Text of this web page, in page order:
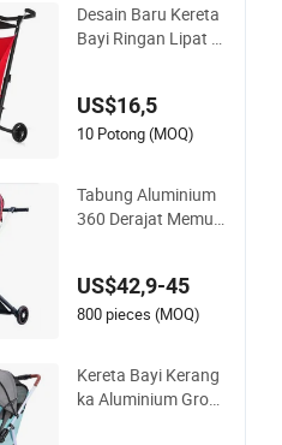
Desain Baru Kereta
Bayi Ringan Lipat M
US$16,5
10 Potong (MOQ)
Tabung Aluminium
360 Derajat Memut
kan Kereta Bayi
US$42,9-45
800 pieces (MOQ)
Kereta Bayi Kerang
ka Aluminium Grosir